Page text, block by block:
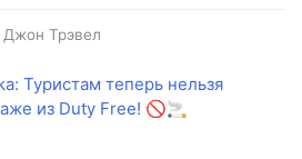
Джон Трэвел